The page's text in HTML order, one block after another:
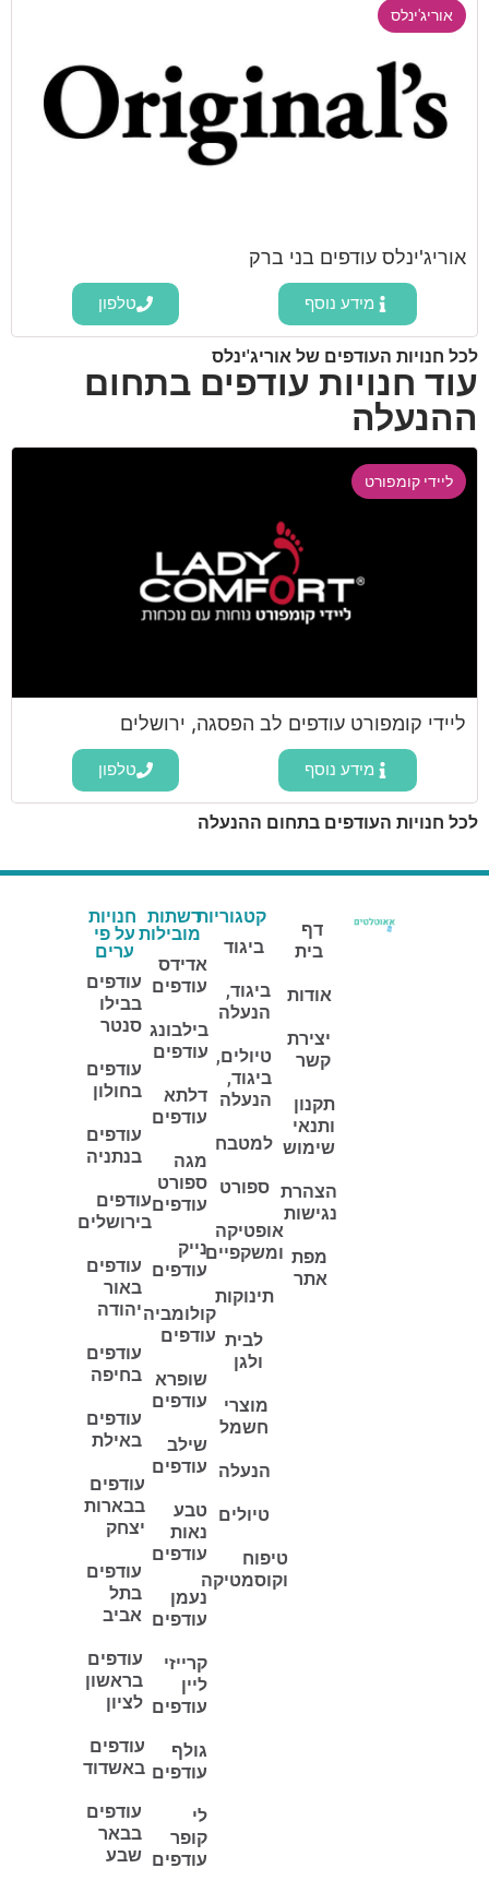
אוריג'ינלס
אוריג'ינלס עודפים בני ברק
מידע נוסף טלפון
לכל חנויות העודפים של אוריג'ינלס
עוד חנויות עודפים בתחום
ההנעלה
ליידי קומפורט
ליידי קומפורט עודפים לב הפסגה, ירושלים
מידע נוסף טלפון
לכל חנויות העודפים בתחום ההנעלה
דף
בית
אודות
יצירת
קשר
תקנון
ותנאי
שימוש
הצהרת
נגישות
מפת
אתר
קטגוריות
ביגוד
ביגוד,
הנעלה
טיולים,
ביגוד,
הנעלה
למטבח
ספורט
אופטיקה
ומשקפיים
תינוקות
לבית
ולגן
מוצרי
חשמל
הנעלה
טיולים
טיפוח
וקוסמטיקה
רשתות
מובילות
אדידס
עודפים
בילבונג
עודפים
דלתא
עודפים
מגה
ספורט
עודפים
נייק
עודפים
קולומביה
עודפים
שופרא
עודפים
שילב
עודפים
טבע
נאות
עודפים
נעמן
עודפים
קרייזי
ליין
עודפים
גולף
עודפים
לי
קופר
עודפים
חנויות
על פי
ערים
עודפים
בבילו
סנטר
עודפים
בחולון
עודפים
בנתניה
עודפים
בירושלים
עודפים
באור
יהודה
עודפים
בחיפה
עודפים
באילת
עודפים
בבארות
יצחק
עודפים
בתל
אביב
עודפים
בראשון
לציון
עודפים
באשדוד
עודפים
בבאר
שבע